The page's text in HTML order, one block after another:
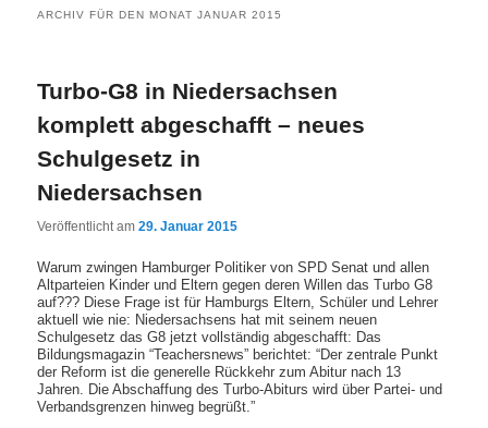
ARCHIV FÜR DEN MONATJANUAR 2015
Turbo-G8 in Niedersachsen
komplett abgeschafft – neues
Schulgesetz in
Niedersachsen
Veröffentlicht am29. Januar 2015
Warum zwingen Hamburger Politiker von SPD Senat und allen
Altparteien Kinder und Eltern gegen deren Willen das Turbo G8
auf??? Diese Frage ist für Hamburgs Eltern, Schüler und Lehrer
aktuell wie nie: Niedersachsens hat mit seinem neuen
Schulgesetz das G8 jetzt vollständig abgeschafft: Das
Bildungsmagazin “Teachersnews” berichtet: “Der zentrale Punkt
der Reform ist die generelle Rückkehr zum Abitur nach 13
Jahren. Die Abschaffung des Turbo-Abiturs wird über Partei- und
Verbandsgrenzen hinweg begrüßt.”